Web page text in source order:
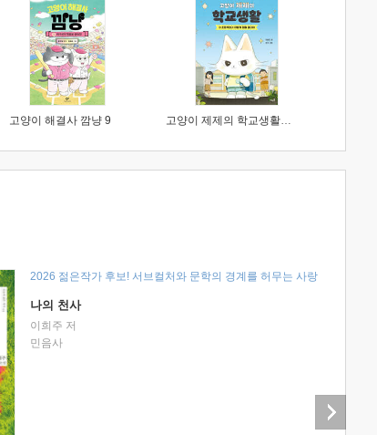
고양이 해결사 깜냥 9 고양이 제제의 학교생활 1 : 초등학생이 이렇게 힘들 줄이야
2026 젊은작가 후보! 서브컬처와 문학의 경계를 허무는 사랑
나의 천사
이희주 저
민음사